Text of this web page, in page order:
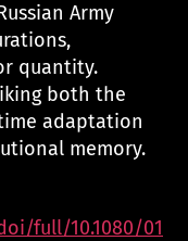
Army
quantity.
both the
adaptation
memory.
full/10.1080/01